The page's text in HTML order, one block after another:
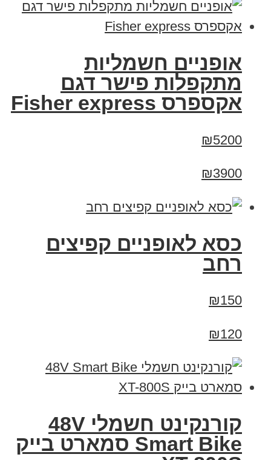
אופניים חשמליות
מתקפלות פישר דגם
אקספרס Fisher express
₪5200
₪3900
כסא לאופניים קפיצים
רחב
₪150
₪120
קורנקינט חשמלי 48V
Smart Bike סמארט בייק